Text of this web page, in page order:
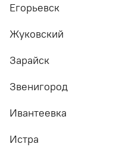
Егорьевск
Жуковский
Зарайск
Звенигород
Ивантеевка
Истра